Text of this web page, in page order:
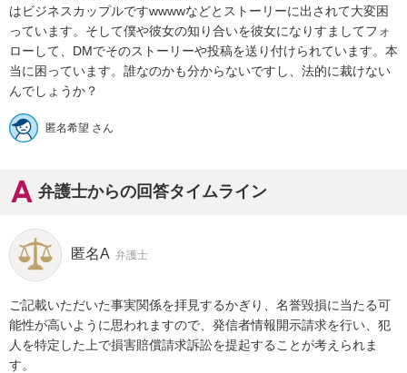
はビジネスカップルですwwwwなどとストーリーに出されて大変困
っています。そして僕や彼女の知り合いを彼女になりすましてフォ
ローして、DMでそのストーリーや投稿を送り付けられています。本
当に困っています。誰なのかも分からないですし、法的に裁けない
んでしょうか？
匿名希望 さん
弁護士からの回答タイムライン
匿名A 弁護士
ご記載いただいた事実関係を拝見するかぎり、名誉毀損に当たる可
能性が高いように思われますので、発信者情報開示請求を行い、犯
人を特定した上で損害賠償請求訴訟を提起することが考えられま
す。